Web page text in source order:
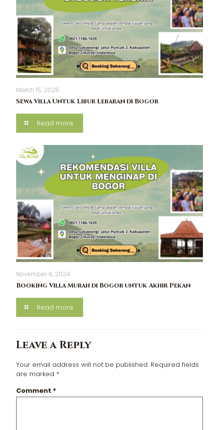
March 15, 2025
Sewa Villa Untuk Libur Lebaran di Bogor
Read more
November 6, 2024
Booking Villa Murah di Bogor untuk Akhir Pekan
Read more
Leave a Reply
Your email address will not be published. Required fields
are marked *
Comment *